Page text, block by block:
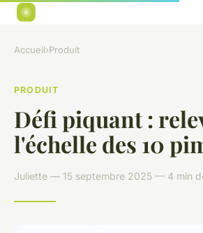
Accueil›Produit
PRODUIT
Défi piquant :
l'échelle des 10
Juliette — 15 septembre 2025 — 4 min